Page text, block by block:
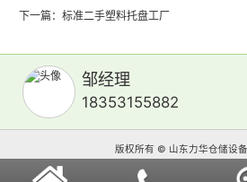
下一篇： 标准二手塑料托盘工厂
邹经理
18353155882
版权所有 © 山东力华仓储设